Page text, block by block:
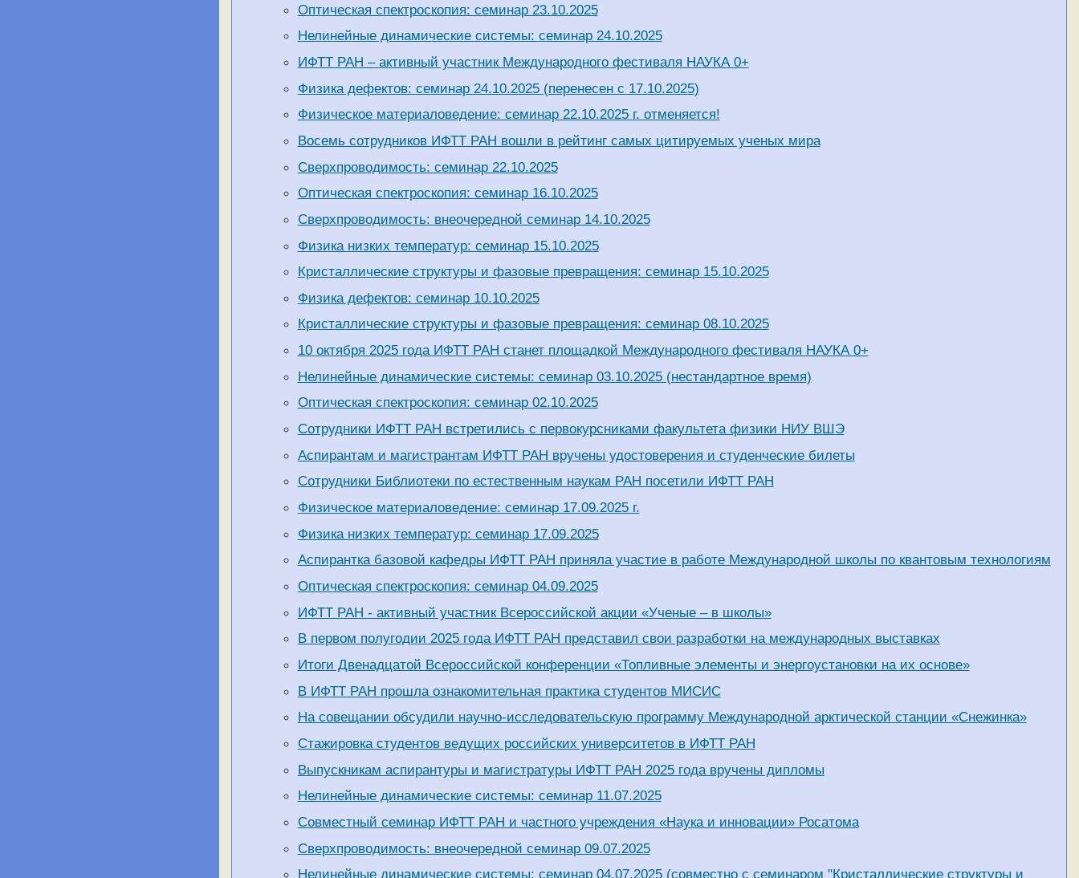
Оптическая спектроскопия: семинар 23.10.2025
Нелинейные динамические системы: семинар 24.10.2025
ИФТТ РАН – активный участник Международного фестиваля НАУКА 0+
Физика дефектов: семинар 24.10.2025 (перенесен с 17.10.2025)
Физическое материаловедение: семинар 22.10.2025 г. отменяется!
Восемь сотрудников ИФТТ РАН вошли в рейтинг самых цитируемых ученых мира
Сверхпроводимость: семинар 22.10.2025
Оптическая спектроскопия: семинар 16.10.2025
Сверхпроводимость: внеочередной семинар 14.10.2025
Физика низких температур: семинар 15.10.2025
Кристаллические структуры и фазовые превращения: семинар 15.10.2025
Физика дефектов: семинар 10.10.2025
Кристаллические структуры и фазовые превращения: семинар 08.10.2025
10 октября 2025 года ИФТТ РАН станет площадкой Международного фестиваля НАУКА 0+
Нелинейные динамические системы: семинар 03.10.2025 (нестандартное время)
Оптическая спектроскопия: семинар 02.10.2025
Сотрудники ИФТТ РАН встретились с первокурсниками факультета физики НИУ ВШЭ
Аспирантам и магистрантам ИФТТ РАН вручены удостоверения и студенческие билеты
Сотрудники Библиотеки по естественным наукам РАН посетили ИФТТ РАН
Физическое материаловедение: семинар 17.09.2025 г.
Физика низких температур: семинар 17.09.2025
Аспирантка базовой кафедры ИФТТ РАН приняла участие в работе Международной школы по квантовым технологиям
Оптическая спектроскопия: семинар 04.09.2025
ИФТТ РАН - активный участник Всероссийской акции «Ученые – в школы»
В первом полугодии 2025 года ИФТТ РАН представил свои разработки на международных выставках
Итоги Двенадцатой Всероссийской конференции «Топливные элементы и энергоустановки на их основе»
В ИФТТ РАН прошла ознакомительная практика студентов МИСИС
На совещании обсудили научно-исследовательскую программу Международной арктической станции «Снежинка»
Стажировка студентов ведущих российских университетов в ИФТТ РАН
Выпускникам аспирантуры и магистратуры ИФТТ РАН 2025 года вручены дипломы
Нелинейные динамические системы: семинар 11.07.2025
Совместный семинар ИФТТ РАН и частного учреждения «Наука и инновации» Росатома
Сверхпроводимость: внеочередной семинар 09.07.2025
Нелинейные динамические системы: семинар 04.07.2025 (совместно с семинаром "Кристаллические структуры и